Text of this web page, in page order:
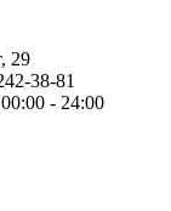
29
38-81
- 24:00